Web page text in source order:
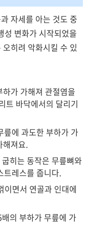
자세를 아는 것도 중
성 변화가 시작되었을
히려 악화시킬 수 있
가 가해져 관절염을
트 바닥에서의 달리기
릎에 과도한 부하가 가
해져요.
히는 동작은 무릎뼈와
트레스를 줍니다.
면서 연골과 인대에
의 부하가 무릎에 가